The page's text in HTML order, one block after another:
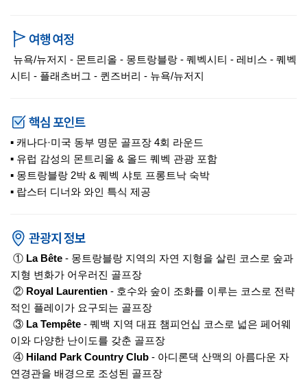
뉴욕/뉴저지 - 몬트리올 - 몽트랑블랑 - 퀘벡시티 - 레비스 - 퀘벡
시티 - 플래츠버그 - 퀸즈버리 - 뉴욕/뉴저지
▪ 캐나다·미국 동부 명문 골프장 4회 라운드
▪ 유럽 감성의 몬트리올 & 올드 퀘벡 관광 포함
▪ 몽트랑블랑 2박 & 퀘벡 샤토 프롱트낙 숙박
▪ 랍스터 디너와 와인 특식 제공
① La Bête - 몽트랑블랑 지역의 자연 지형을 살린 코스로 숲과
지형 변화가 어우러진 골프장
② Royal Laurentien - 호수와 숲이 조화를 이루는 코스로 전략
적인 플레이가 요구되는 골프장
③ La Tempête - 퀘백 지역 대표 챔피언십 코스로 넓은 페어웨
이와 다양한 난이도를 갖춘 골프장
④ Hiland Park Country Club - 아디론댁 산맥의 아름다운 자
연경관을 배경으로 조성된 골프장